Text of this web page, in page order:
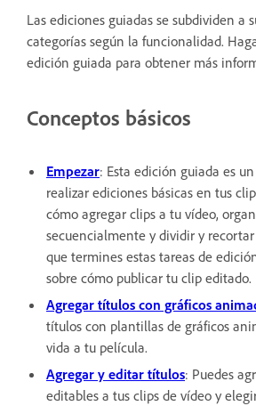
Las ediciones guiadas se subdividen a
categorías según la funcionalidad.
edición guiada para obtener más
Conceptos básicos
Empezar: Esta edición guiada es
realizar ediciones básicas en tus
cómo agregar clips a tu vídeo,
secuencialmente y dividir y recortar
que termines estas tareas de
sobre cómo publicar tu clip editado.
Agregar títulos con gráficos
títulos con plantillas de gráficos
vida a tu película.
Agregar y editar títulos: Puedes
editables a tus clips de vídeo y